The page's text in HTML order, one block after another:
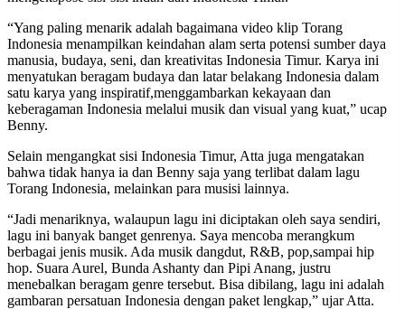
“Yang paling menarik adalah bagaimana video klip Torang
Indonesia menampilkan keindahan alam serta potensi sumber daya
manusia, budaya, seni, dan kreativitas Indonesia Timur. Karya ini
menyatukan beragam budaya dan latar belakang Indonesia dalam
satu karya yang inspiratif,menggambarkan kekayaan dan
keberagaman Indonesia melalui musik dan visual yang kuat,” ucap
Benny.
Selain mengangkat sisi Indonesia Timur, Atta juga mengatakan
bahwa tidak hanya ia dan Benny saja yang terlibat dalam lagu
Torang Indonesia, melainkan para musisi lainnya.
“Jadi menariknya, walaupun lagu ini diciptakan oleh saya sendiri,
lagu ini banyak banget genrenya. Saya mencoba merangkum
berbagai jenis musik. Ada musik dangdut, R&B, pop,sampai hip
hop. Suara Aurel, Bunda Ashanty dan Pipi Anang, justru
menebalkan beragam genre tersebut. Bisa dibilang, lagu ini adalah
gambaran persatuan Indonesia dengan paket lengkap,” ujar Atta.